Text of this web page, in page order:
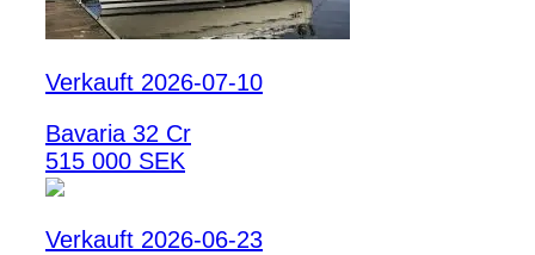
Verkauft 2026-07-10
Bavaria 32 Cr
515 000 SEK
Verkauft 2026-06-23